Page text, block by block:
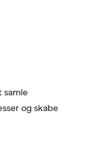
samle
og skabe